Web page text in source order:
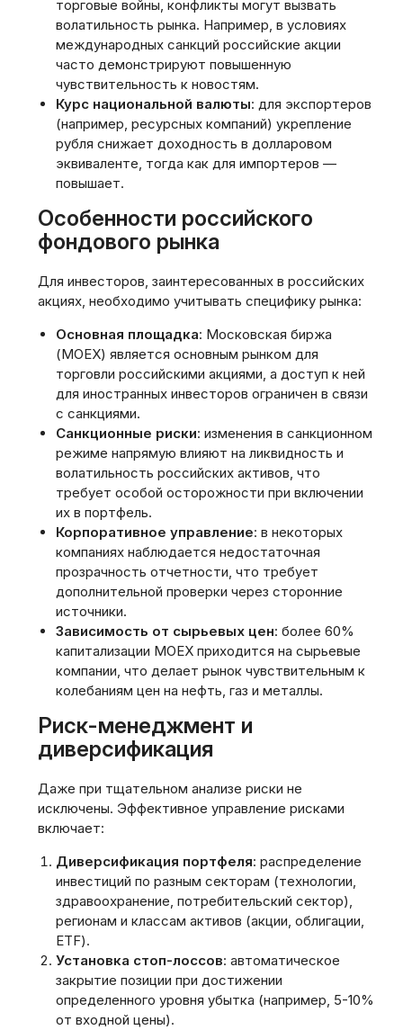
торговые войны, конфликты могут вызвать
волатильность рынка. Например, в условиях
международных санкций российские акции
часто демонстрируют повышенную
чувствительность к новостям.
Курс национальной валюты: для экспортеров
(например, ресурсных компаний) укрепление
рубля снижает доходность в долларовом
эквиваленте, тогда как для импортеров —
повышает.
Особенности российского
фондового рынка
Для инвесторов, заинтересованных в российских
акциях, необходимо учитывать специфику рынка:
Основная площадка: Московская биржа
(MOEX) является основным рынком для
торговли российскими акциями, а доступ к ней
для иностранных инвесторов ограничен в связи
с санкциями.
Санкционные риски: изменения в санкционном
режиме напрямую влияют на ликвидность и
волатильность российских активов, что
требует особой осторожности при включении
их в портфель.
Корпоративное управление: в некоторых
компаниях наблюдается недостаточная
прозрачность отчетности, что требует
дополнительной проверки через сторонние
источники.
Зависимость от сырьевых цен: более 60%
капитализации MOEX приходится на сырьевые
компании, что делает рынок чувствительным к
колебаниям цен на нефть, газ и металлы.
Риск-менеджмент и
диверсификация
Даже при тщательном анализе риски не
исключены. Эффективное управление рисками
включает:
Диверсификация портфеля: распределение
инвестиций по разным секторам (технологии,
здравоохранение, потребительский сектор),
регионам и классам активов (акции, облигации,
ETF).
Установка стоп-лоссов: автоматическое
закрытие позиции при достижении
определенного уровня убытка (например, 5-10%
от входной цены).